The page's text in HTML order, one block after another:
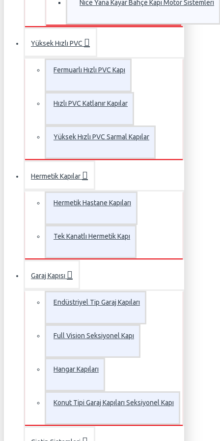
Nice Yana Kayar Bahçe Kapı Motor Sistemleri
Yüksek Hızlı PVC
Fermuarlı Hızlı PVC Kapı
Hızlı PVC Katlanır Kapılar
Yüksek Hızlı PVC Sarmal Kapılar
Hermetik Kapılar
Hermetik Hastane Kapıları
Tek Kanatlı Hermetik Kapı
Garaj Kapısı
Endüstriyel Tip Garaj Kapıları
Full Vision Seksiyonel Kapı
Hangar Kapıları
Konut Tipi Garaj Kapıları Seksiyonel Kapı